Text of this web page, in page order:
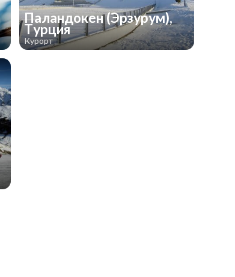
Паландокен (Эрзурум),
Турция
Курорт